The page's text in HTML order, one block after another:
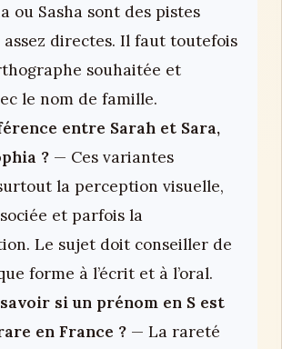
ou Sasha sont des pistes
assez directes. Il faut toutefois
souhaitée et
le nom de famille.
entre Sarah et Sara,
? — Ces variantes
la perception visuelle,
et parfois la
Le sujet doit conseiller de
forme à l’écrit et à l’oral.
si un prénom en S est
en France ? — La rareté